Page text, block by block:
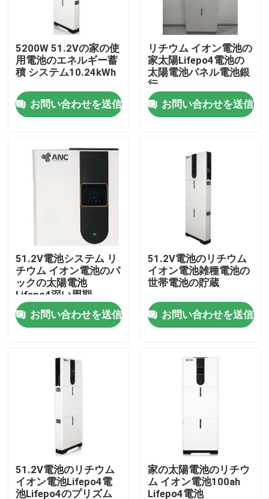
ホーム
会社案内
品質管理
ニュース
すべての場合
世帯電池の貯蔵
住宅用蓄電池システム
5200W 51.2Vの家の使
用電池のエネルギー蓄
積 システム10.24kWh
お問い合わせを送信
リチウム イオン電池の
家太陽Lifepo4電池の
太陽電池パネル電池銀
行
お問い合わせを送信
51.2V電池システム リ
チウム イオン電池のパ
ックの太陽電池
Lifepo4深い周期
お問い合わせを送信
51.2V電池のリチウム
イオン電池雑種電池の
世帯電池の貯蔵
お問い合わせを送信
51.2V電池のリチウム
イオン電池Lifepo4電
池Lifepo4のプリズム
家の太陽電池のリチウ
ム イオン電池100ah
Lifepo4電池